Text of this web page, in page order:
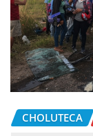
CHOLUTECA